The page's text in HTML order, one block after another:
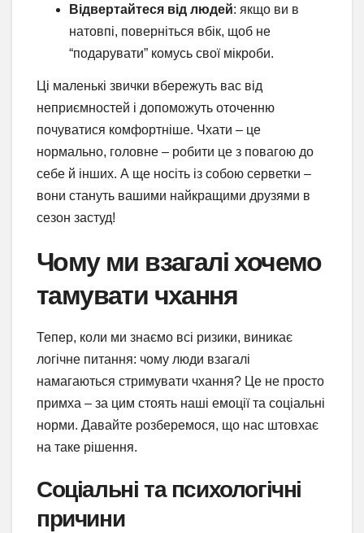
Відвертайтеся від людей: якщо ви в
натовпі, поверніться вбік, щоб не
“подарувати” комусь свої мікроби.
Ці маленькі звички вбережуть вас від
неприємностей і допоможуть оточенню
почуватися комфортніше. Чхати – це
нормально, головне – робити це з повагою до
себе й інших. А ще носіть із собою серветки –
вони стануть вашими найкращими друзями в
сезон застуд!
Чому ми взагалі хочемо
тамувати чхання
Тепер, коли ми знаємо всі ризики, виникає
логічне питання: чому люди взагалі
намагаються стримувати чхання? Це не просто
примха – за цим стоять наші емоції та соціальні
норми. Давайте розберемося, що нас штовхає
на таке рішення.
Соціальні та психологічні
причини